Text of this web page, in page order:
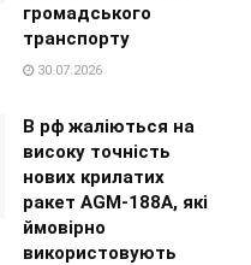
громадського
транспорту
30.07.2026
В рф жаліються на
високу точність
нових крилатих
ракет AGM-188A, які
ймовірно
використовують